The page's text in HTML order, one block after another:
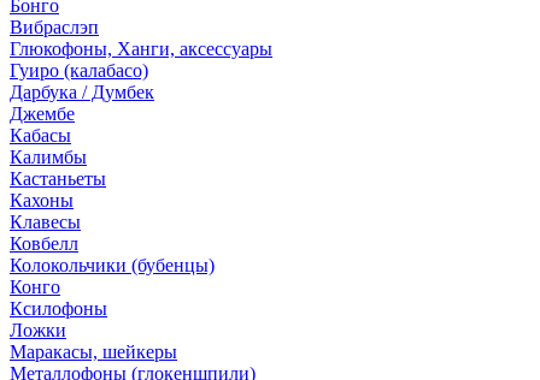
Бонго
Вибраслэп
Глюкофоны, Ханги, аксессуары
Гуиро (калабасо)
Дарбука / Думбек
Джембе
Кабасы
Калимбы
Кастаньеты
Кахоны
Клавесы
Ковбелл
Колокольчики (бубенцы)
Конго
Ксилофоны
Ложки
Маракасы, шейкеры
Металлофоны (глокеншпили)